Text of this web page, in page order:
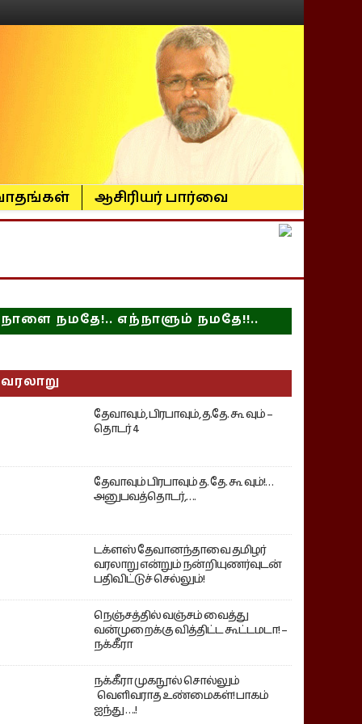
ஆசிரியர் பார்வை
நாளை நமதே!.. எந்நாளும் நமதே!!..
வரலாறு
தேவாவும், பிரபாவும், த.தே. கூ வும் –
தொடர் 4
தேவாவும் பிரபாவும் த. தே. கூ வும்!…
அனுபவத்தொடர்,….
டக்ளஸ் தேவானந்தாவை தமிழர்
வரலாறு என்றும் நன்றியுணர்வுடன்
பதிவிட்டுச் செல்லும்!
நெஞ்சத்தில் வஞ்சம் வைத்து
வன்முறைக்கு வித்திட்ட கூட்டமடா! –
நக்கீரா
நக்கீரா முகநூல் சொல்லும்
வெளிவராத உண்மைகள்! பாகம்
ஐந்து ….!